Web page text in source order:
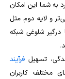
به شما این امکان
و لایه دوم مثل
درگیر شلوغی شبکه
تسهیل فرآیند
مختلف کاربران